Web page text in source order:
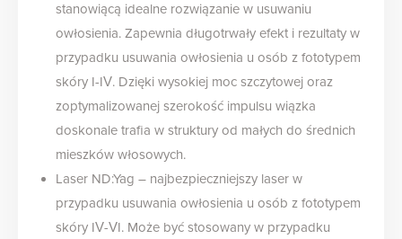
stanowiącą idealne rozwiązanie w usuwaniu
owłosienia. Zapewnia długotrwały efekt i rezultaty w
przypadku usuwania owłosienia u osób z fototypem
skóry I-IV. Dzięki wysokiej moc szczytowej oraz
zoptymalizowanej szerokość impulsu wiązka
doskonale trafia w struktury od małych do średnich
mieszków włosowych.
Laser ND:Yag – najbezpieczniejszy laser w
przypadku usuwania owłosienia u osób z fototypem
skóry IV-VI. Może być stosowany w przypadku